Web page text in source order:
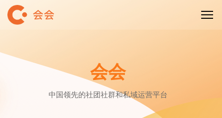
会会
中国领先的社团社群和私域运营平台